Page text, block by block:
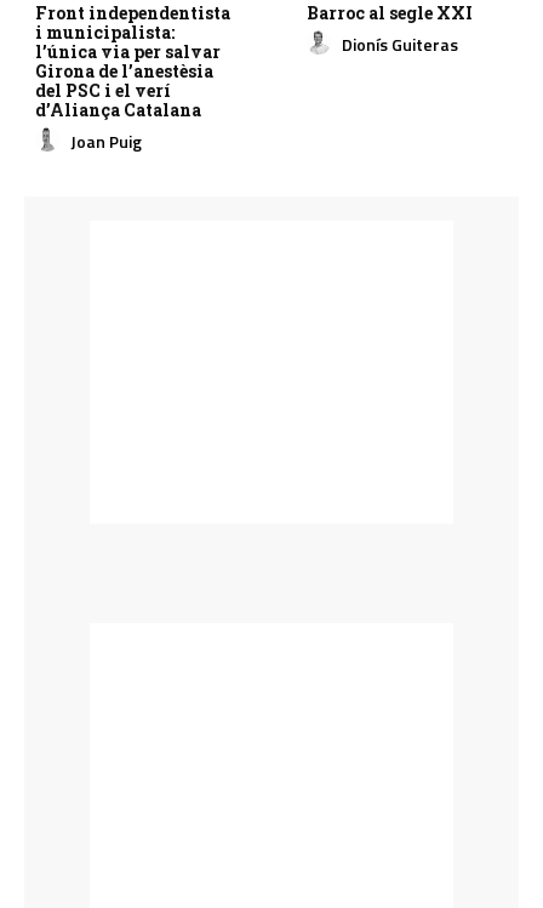
Front independentista
i municipalista:
l’única via per salvar
Girona de l’anestèsia
del PSC i el verí
d’Aliança Catalana
Joan Puig
Barroc al segle XXI
Dionís Guiteras